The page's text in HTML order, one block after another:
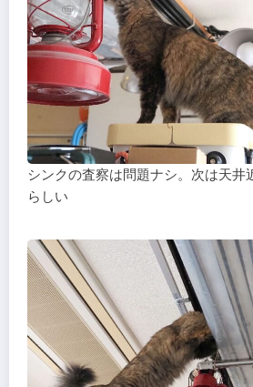
シンクの査察は問題ナシ。次は天
らしい